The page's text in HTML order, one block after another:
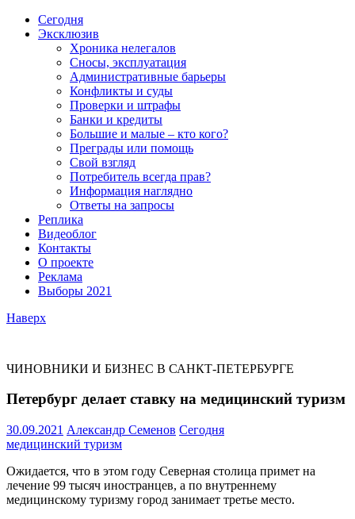
Сегодня
Эксклюзив
Хроника нелегалов
Сносы, эксплуатация
Административные барьеры
Конфликты и суды
Проверки и штрафы
Банки и кредиты
Большие и малые – кто кого?
Преграды или помощь
Свой взгляд
Потребитель всегда прав?
Информация наглядно
Ответы на запросы
Реплика
Видеоблог
Контакты
О проекте
Реклама
Выборы 2021
Наверх
ЧИНОВНИКИ И БИЗНЕС В САНКТ-ПЕТЕРБУРГЕ
Петербург делает ставку на медицинский туризм
30.09.2021 Александр Семенов Сегодня
медицинский туризм
Ожидается, что в этом году Северная столица примет на
лечение 99 тысяч иностранцев, а по внутреннему
медицинскому туризму город занимает третье место.